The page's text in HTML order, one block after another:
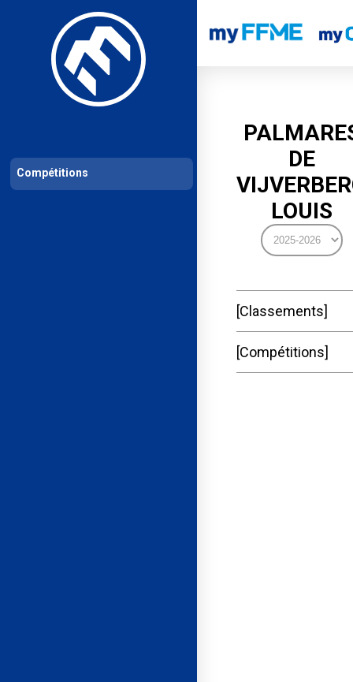
Les compétitions Calendrier de compétitions Classements
DE
LOUIS
Classements
Compétitions
Compétitions